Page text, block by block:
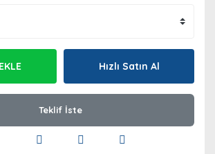
Hızlı Satın Al
Teklif İste